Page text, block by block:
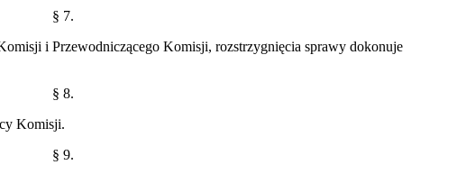
§ 7.
i Przewodniczącego Komisji, rozstrzygnięcia sprawy dokonuje
§ 8.
Komisji.
§ 9.